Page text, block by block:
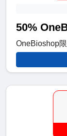
50%
OneBioshop